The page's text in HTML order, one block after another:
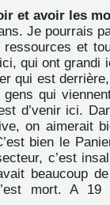
et avoir les
Je pourrais
et
qui ont grandi
qui est
qui
d’venir ici.
on aimerait
bien le
c’est
beaucoup
mort. A